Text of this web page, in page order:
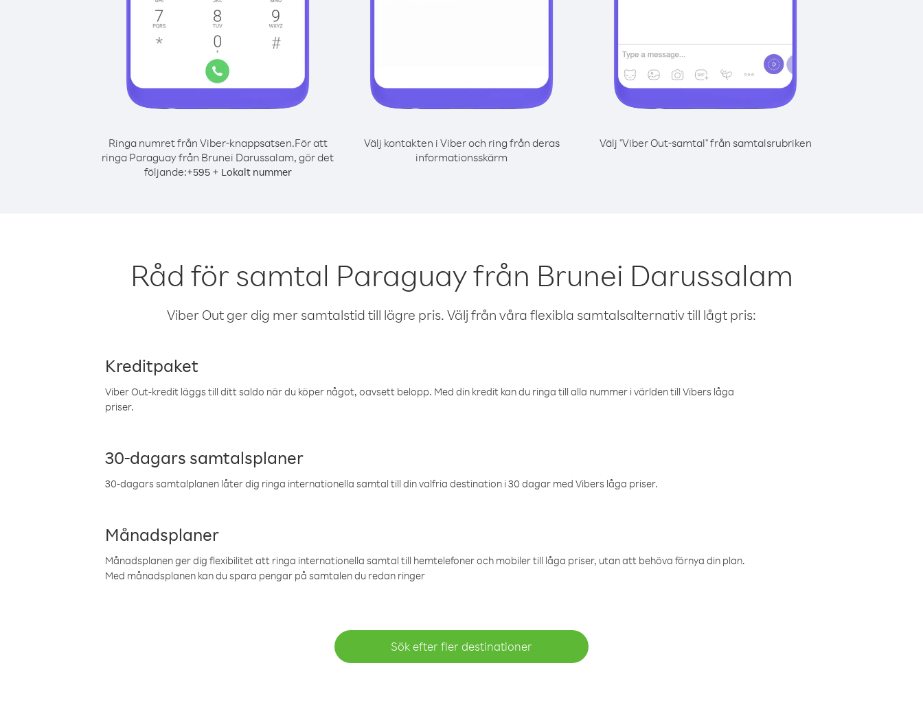
Ringa numret från Viber-knappsatsen.För att
ringa Paraguay från Brunei Darussalam, gör det
följande:+595+ Lokalt nummer
Välj kontakten i Viber och ring från deras
informationsskärm
Välj "Viber Out-samtal" från samtalsrubriken
Råd för samtal Paraguay från Brunei Darussalam
Viber Out ger dig mer samtalstid till lägre pris. Välj från våra flexibla samtalsalternativ till lågt pris:
Kreditpaket
Viber Out-kredit läggs till ditt saldo när du köper något, oavsett belopp. Med din kredit kan du ringa till alla nummer i världen till Vibers låga
priser.
30-dagars samtalsplaner
30-dagars samtalplanen låter dig ringa internationella samtal till din valfria destination i 30 dagar med Vibers låga priser.
Månadsplaner
Månadsplanen ger dig flexibilitet att ringa internationella samtal till hemtelefoner och mobiler till låga priser, utan att behöva förnya din plan.
Med månadsplanen kan du spara pengar på samtalen du redan ringer
Sök efter fler destinationer